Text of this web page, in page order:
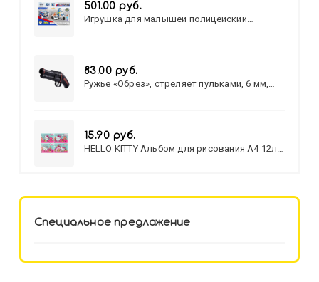
501.00 руб.
Игрушка для малышей полицейский
83.00 руб.
Ружье «Обрез», стреляет пульками, 6 мм,
15.90 руб.
HELLO KITTY Альбом для рисования А4 12л.
Специальное предложение